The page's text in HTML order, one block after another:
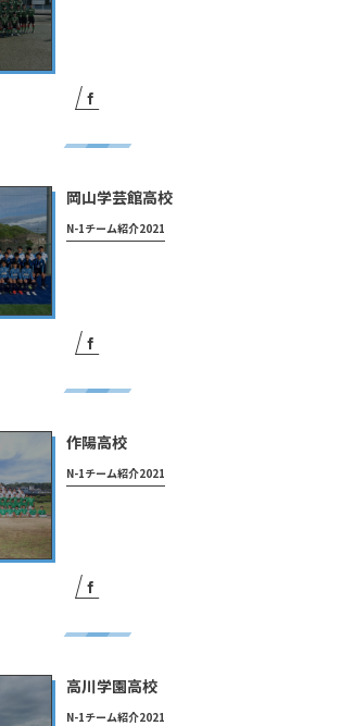
岡山学芸館高校
N-1チーム紹介2021
作陽高校
N-1チーム紹介2021
高川学園高校
N-1チーム紹介2021